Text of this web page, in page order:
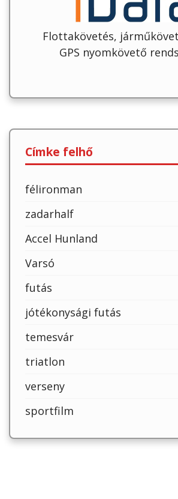
Flottakövetés,
GPS nyomkövető
Címke felhő
félironman
zadarhalf
Accel Hunland
Varsó
futás
jótékonysági futás
temesvár
triatlon
verseny
sportfilm